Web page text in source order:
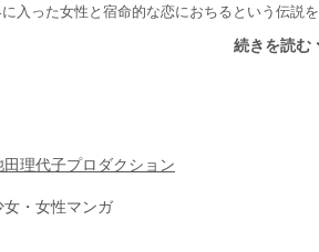
入った女性と宿命的な恋におちるという伝説を
田理代子プロダクション
女・女性マンガ